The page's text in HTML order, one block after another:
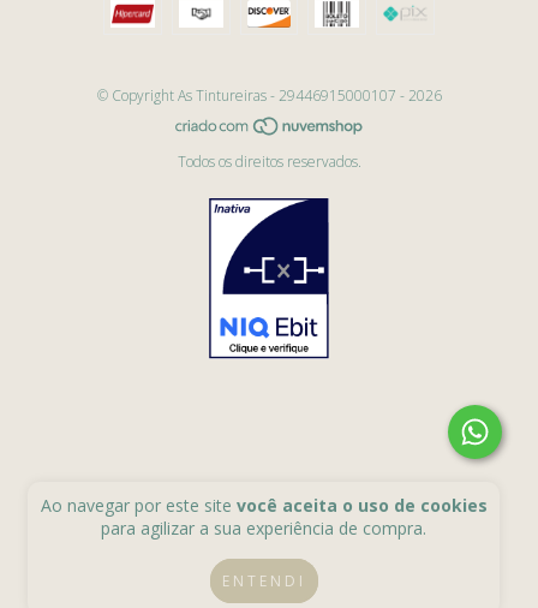
Ao navegar por este site você aceita o uso de cookies
para agilizar a sua experiência de compra.
ENTENDI
© Copyright As Tintureiras - 29446915000107 - 2026
Todos os direitos reservados.